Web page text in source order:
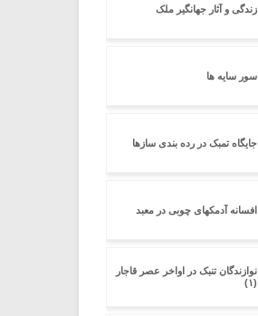
زندگی و آثار جهانگیر ملک
سور سایه ها
جایگاه تمبک در رده بندی سازها
افسانه آدمکهای چوبی در معبد
نوازندگان تنبک در اواخر عصر قاجار
(۱)